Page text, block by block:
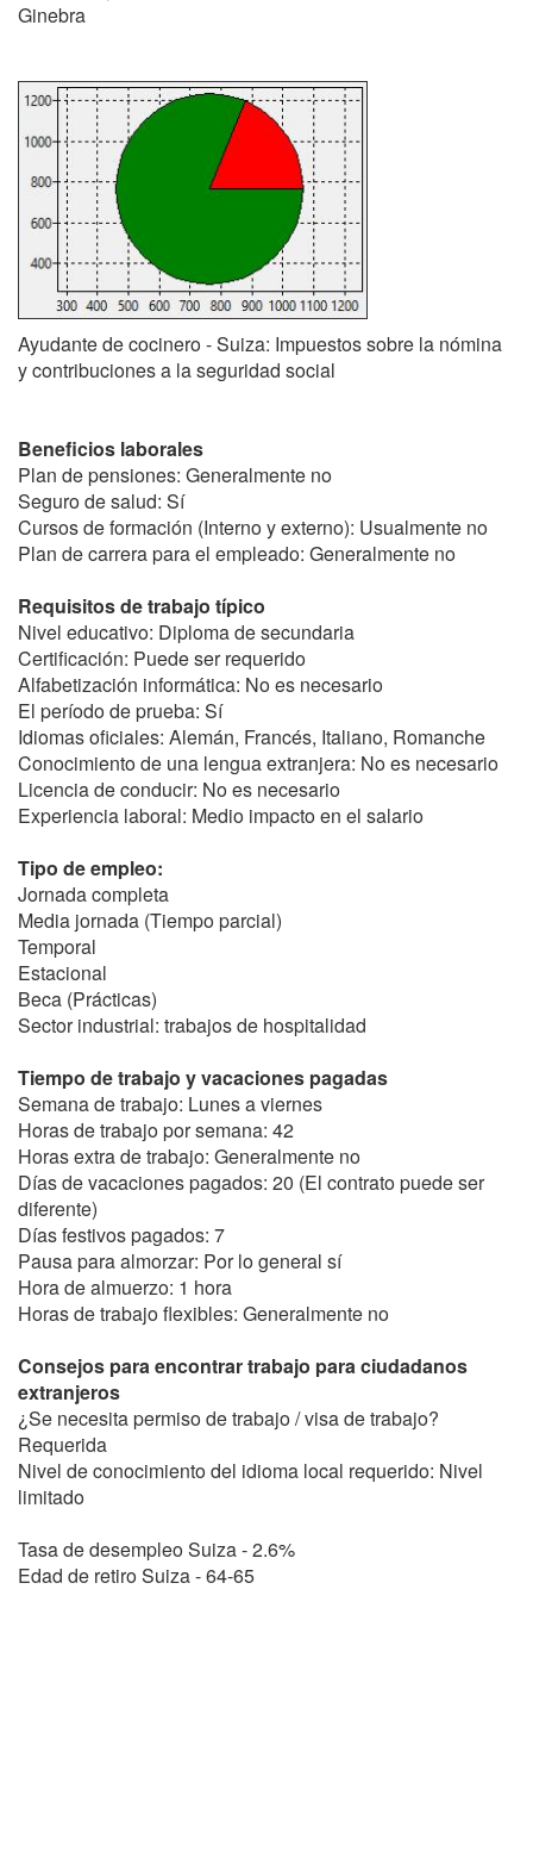
Ginebra
Ayudante de cocinero - Suiza: Impuestos sobre la nómina
y contribuciones a la seguridad social
Beneficios laborales
Plan de pensiones: Generalmente no
Seguro de salud: Sí
Cursos de formación (Interno y externo): Usualmente no
Plan de carrera para el empleado: Generalmente no
Requisitos de trabajo típico
Nivel educativo: Diploma de secundaria
Certificación: Puede ser requerido
Alfabetización informática: No es necesario
El período de prueba: Sí
Idiomas oficiales: Alemán, Francés, Italiano, Romanche
Conocimiento de una lengua extranjera: No es necesario
Licencia de conducir: No es necesario
Experiencia laboral: Medio impacto en el salario
Tipo de empleo:
Jornada completa
Media jornada (Tiempo parcial)
Temporal
Estacional
Beca (Prácticas)
Sector industrial: trabajos de hospitalidad
Tiempo de trabajo y vacaciones pagadas
Semana de trabajo: Lunes a viernes
Horas de trabajo por semana: 42
Horas extra de trabajo: Generalmente no
Días de vacaciones pagados: 20 (El contrato puede ser
diferente)
Días festivos pagados: 7
Pausa para almorzar: Por lo general sí
Hora de almuerzo: 1 hora
Horas de trabajo flexibles: Generalmente no
Consejos para encontrar trabajo para ciudadanos
extranjeros
¿Se necesita permiso de trabajo / visa de trabajo?
Requerida
Nivel de conocimiento del idioma local requerido: Nivel
limitado
Tasa de desempleo Suiza - 2.6%
Edad de retiro Suiza - 64-65